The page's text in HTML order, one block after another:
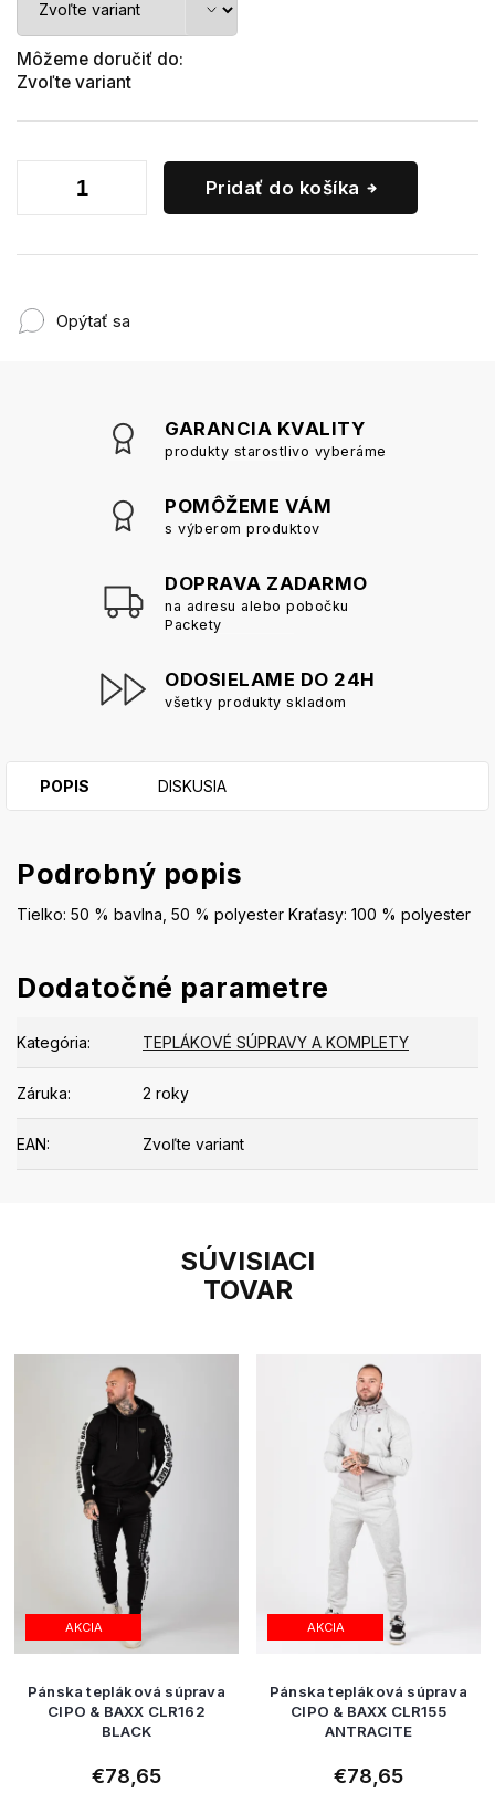
Môžeme doručiť do:
Zvoľte variant
Pridať do košíka
Opýtať sa
GARANCIA KVALITY
produkty starostlivo vyberáme
POMÔŽEME VÁM
s výberom produktov
DOPRAVA ZADARMO
na adresu alebo pobočku
Packety
ODOSIELAME DO 24H
všetky produkty skladom
SÚVISIACI
TOVAR
AKCIA
Pánska tepláková súprava
CIPO & BAXX CLR162
BLACK
€78,65
AKCIA
Pánska tepláková súprava
CIPO & BAXX CLR155
ANTRACITE
€78,65
POPIS DISKUSIA
Podrobný popis
Tielko: 50 % bavlna, 50 % polyester Kraťasy: 100 % polyester
Dodatočné parametre
Kategória: TEPLÁKOVÉ SÚPRAVY A KOMPLETY
Záruka: 2 roky
EAN: Zvoľte variant